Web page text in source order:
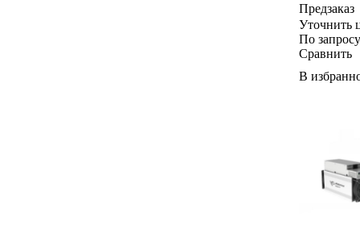
Предзаказ
Уточнить
По запросу
Сравнить
В